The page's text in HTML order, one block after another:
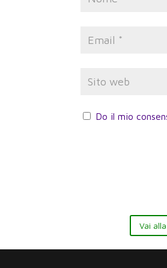
Do il mio
Vai